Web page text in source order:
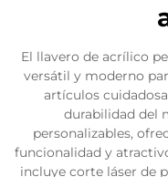
El llavero de acrílico
versátil y moderno
artículos
durabilidad del
personalizables,
funcionalidad y
incluye corte láser de